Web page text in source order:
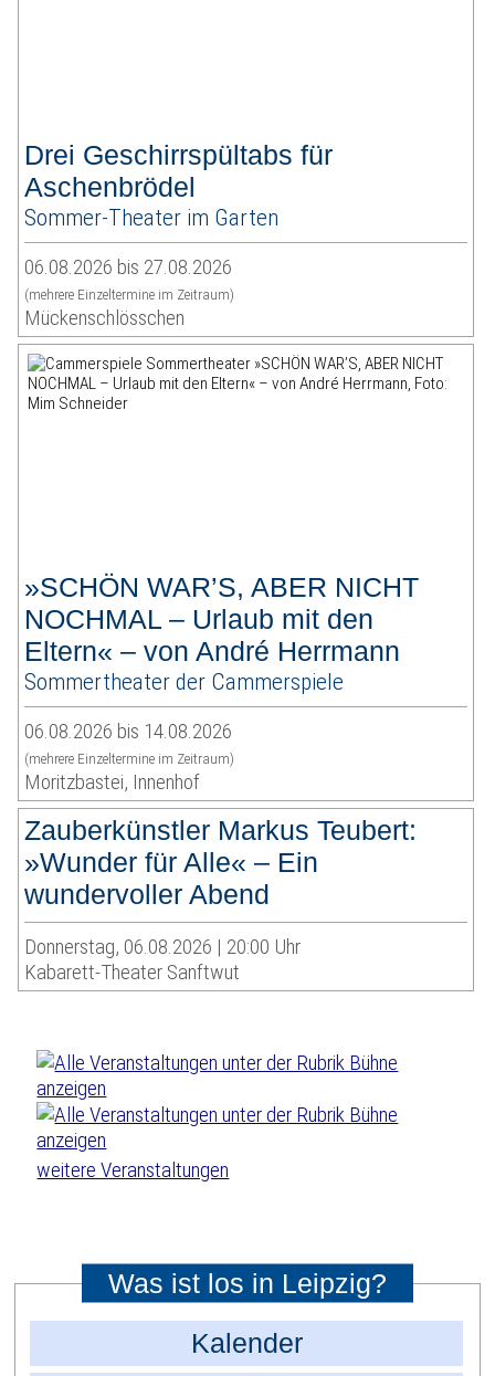
Drei Geschirrspültabs für
Aschenbrödel
Sommer-Theater im Garten
06.08.2026 bis 27.08.2026
(mehrere Einzeltermine im Zeitraum)
Mückenschlösschen
»SCHÖN WAR’S, ABER NICHT
NOCHMAL – Urlaub mit den
Eltern« – von André Herrmann
Sommertheater der Cammerspiele
06.08.2026 bis 14.08.2026
(mehrere Einzeltermine im Zeitraum)
Moritzbastei, Innenhof
Zauberkünstler Markus Teubert:
»Wunder für Alle« – Ein
wundervoller Abend
Donnerstag, 06.08.2026 | 20:00 Uhr
Kabarett-Theater Sanftwut
weitere Veranstaltungen
Was ist los in Leipzig?
Kalender